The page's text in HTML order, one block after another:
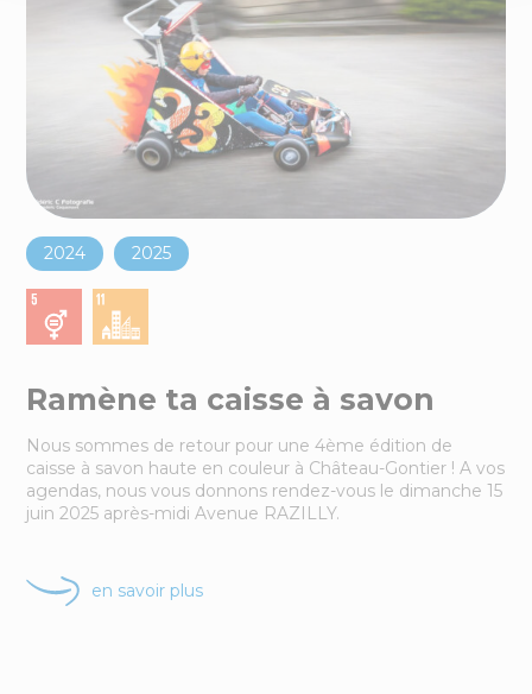
2024 2025
Ramène ta caisse à savon
Nous sommes de retour pour une 4ème édition de
caisse à savon haute en couleur à Château-Gontier ! A vos
agendas, nous vous donnons rendez-vous le dimanche 15
juin 2025 après-midi Avenue RAZILLY.
en savoir plus